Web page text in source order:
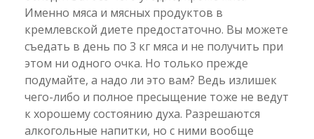
Именно мяса и мясных продуктов в
кремлевской диете предостаточно. Вы можете
съедать в день по 3 кг мяса и не получить при
этом ни одного очка. Но только прежде
подумайте, а надо ли это вам? Ведь излишек
чего-либо и полное пресыщение тоже не ведут
к хорошему состоянию духа. Разрешаются
алкогольные напитки, но с ними вообще